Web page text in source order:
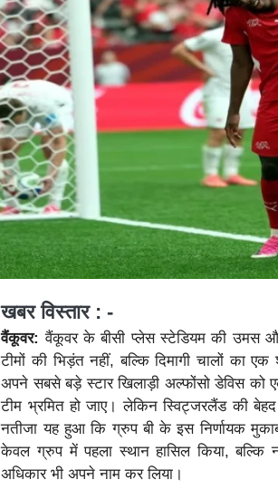
खबर विस्तार : -
वैंकूवर: वैंकूवर के बीसी प्लेस स्टेडियम की उमस
टीमों की भिड़ंत नहीं, बल्कि दिमागी चालों का
अपने सबसे बड़े स्टार खिलाड़ी अल्फोंसो डेविस को
टीम भ्रमित हो जाए। लेकिन स्विट्जरलैंड की
नतीजा यह हुआ कि ग्रुप बी के इस निर्णायक
केवल ग्रुप में पहला स्थान हासिल किया,
अधिकार भी अपने नाम कर लिया।